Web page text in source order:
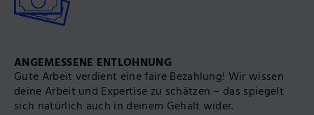
ANGEMESSENE ENT­LOHNUNG
Gute Arbeit verdient eine faire Be­zahlung! Wir wissen
deine Arbeit und Expertise zu schätzen – das spiegelt
sich natürlich auch in deinem Gehalt wider.